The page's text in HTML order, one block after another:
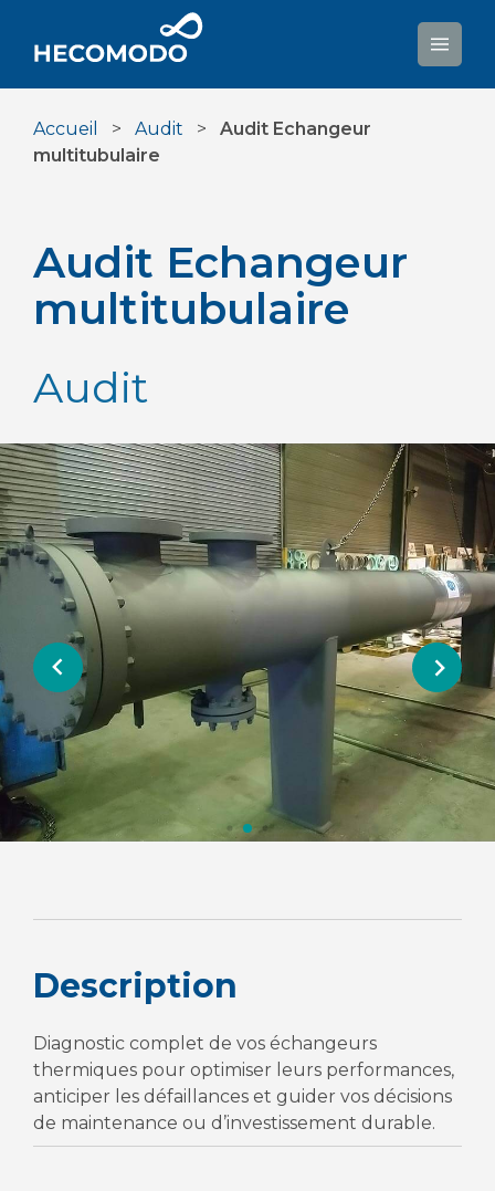
contenu
Accueil > Audit >
Audit Echangeur
multitubulaire
Description
Diagnostic complet de vos échangeurs
thermiques pour optimiser leurs performances,
anticiper les défaillances et guider vos décisions
de maintenance ou d’investissement durable.
Audit Echangeur
multitubulaire
Audit